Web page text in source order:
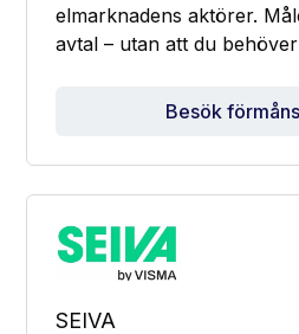
elmarknadens aktörer.
avtal – utan att du
Besök
SEIVA